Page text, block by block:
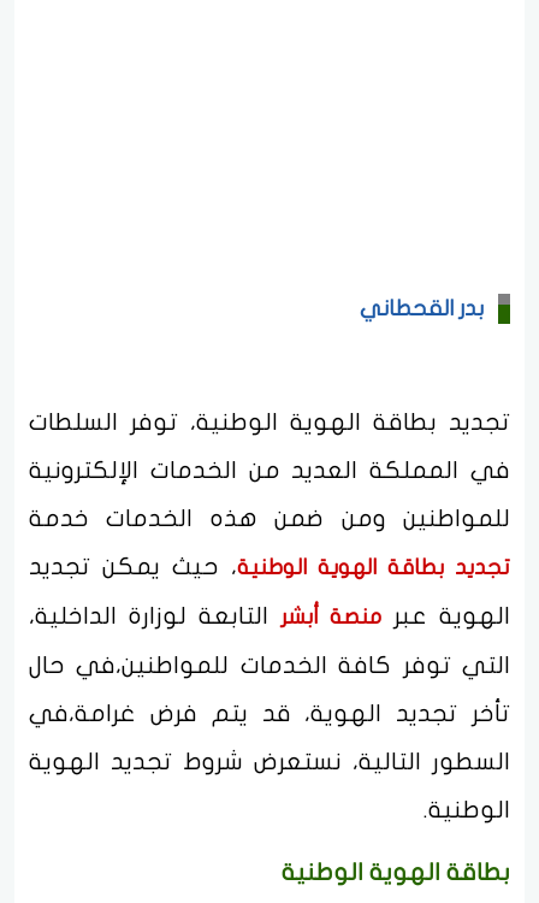
بدر القحطاني
تجديد بطاقة الهوية الوطنية، توفر السلطات
في المملكة العديد من الخدمات الإلكترونية
للمواطنين ومن ضمن هذه الخدمات خدمة
تجديد بطاقة الهوية الوطنية، حيث يمكن تجديد
الهوية عبر منصة أبشر
التابعة لوزارة الداخلية،
التي توفر كافة الخدمات للمواطنين،في حال
تأخر تجديد الهوية، قد يتم فرض غرامة،في
السطور التالية، نستعرض شروط تجديد الهوية
الوطنية.
بطاقة الهوية الوطنية